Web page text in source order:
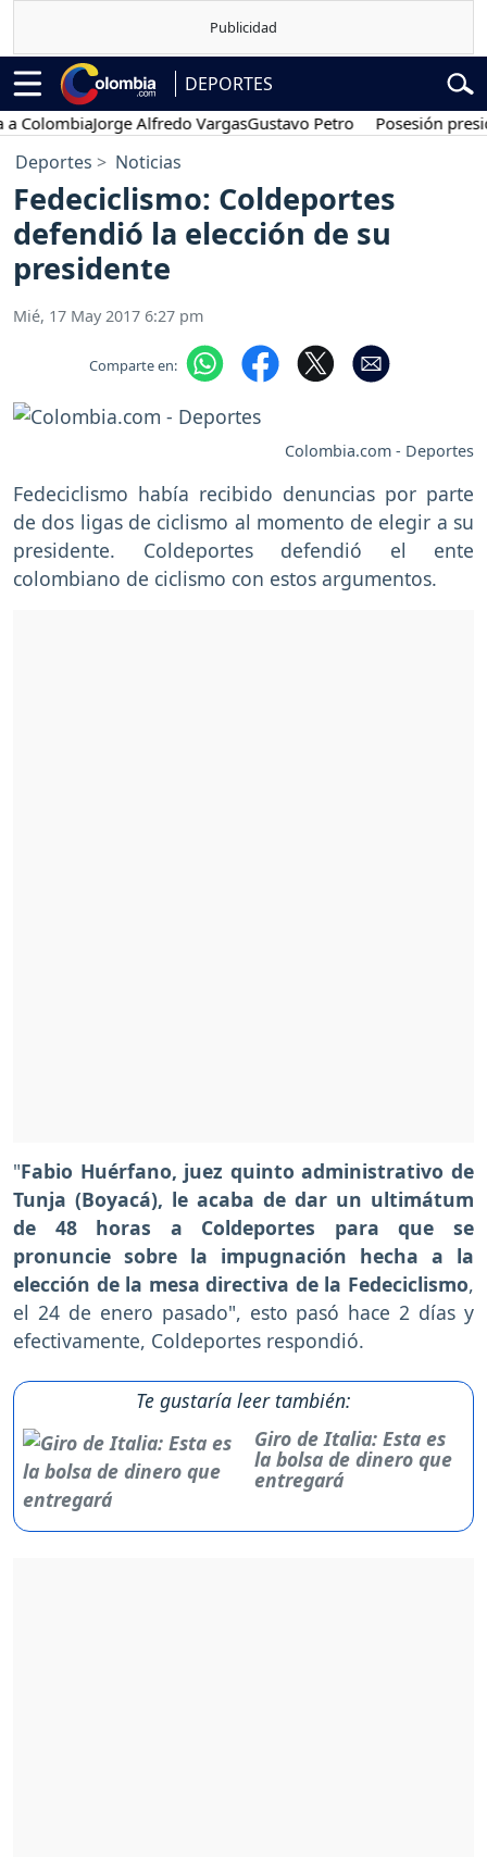
DEPORTES
Jorge Alfredo VargasGustavo Petro Posesión presidencial
Deportes Noticias
Fedeciclismo: Coldeportes
defendió la elección de su
presidente
Mié, 17 May 2017 6:27 pm
Comparte en:
Colombia.com - Deportes
Fedeciclismo había recibido denuncias por parte
de dos ligas de ciclismo al momento de elegir a su
presidente. Coldeportes defendió el ente
colombiano de ciclismo con estos argumentos.
"Fabio Huérfano, juez quinto administrativo de
Tunja (Boyacá), le acaba de dar un ultimátum
de 48 horas a Coldeportes para que se
pronuncie sobre la impugnación hecha a la
elección de la mesa directiva de la Fedeciclismo,
el 24 de enero pasado", esto pasó hace 2 días y
efectivamente, Coldeportes respondió.
Te gustaría leer también:
Giro de Italia: Esta es
la bolsa de dinero que
entregará